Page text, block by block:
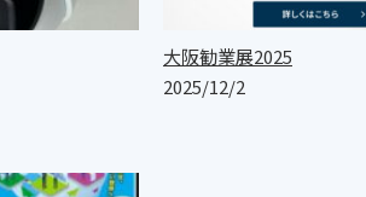
大阪勧業展2025
2025/12/2